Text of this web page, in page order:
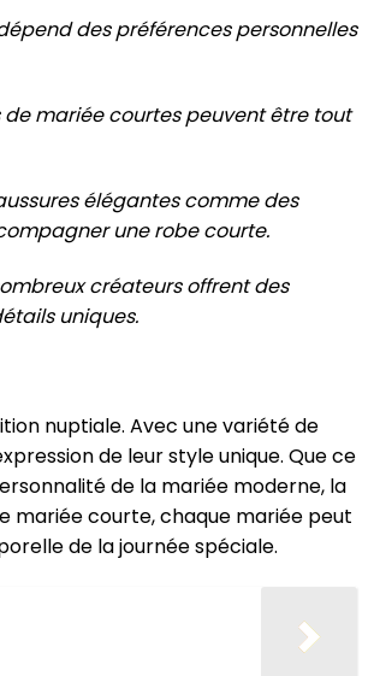
des préférences personnelles
de mariée courtes peuvent être tout
élégantes comme des
une robe courte.
créateurs offrent des
uniques.
nuptiale. Avec une variété de
de leur style unique. Que ce
de la mariée moderne, la
mariée courte, chaque mariée peut
de la journée spéciale.